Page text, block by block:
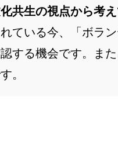
共生の視点から考
ている今、「ボラ
する機会です。ま
。